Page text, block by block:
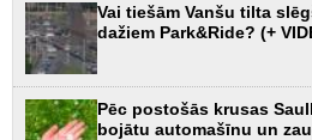
Vai tiešām Vanšu tilta
dažiem Park&Ride? (+
Pēc postošās krusas
bojātu automašīnu un